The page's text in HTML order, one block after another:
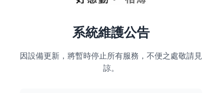
系統維護公告
因設備更新，將暫時停止所有服務，不便之處敬請見
諒。